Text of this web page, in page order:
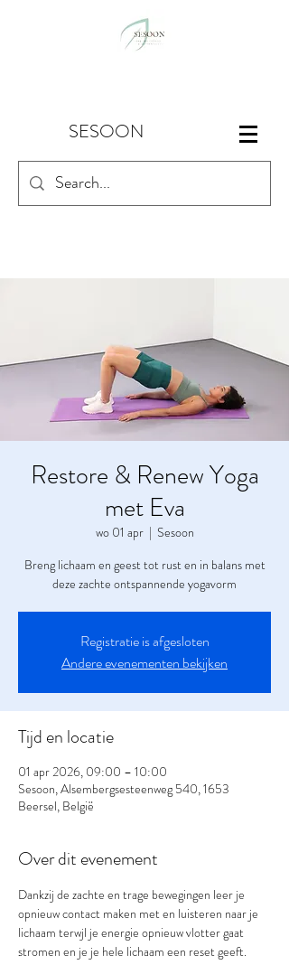
SESOON
Restore & Renew Yoga
met Eva
wo 01 apr
  |
Sesoon
Breng lichaam en geest tot rust en in balans met
deze zachte ontspannende yogavorm
Registratie is afgesloten
Andere evenementen bekijken
Tijd en locatie
01 apr 2026, 09:00 – 10:00
Sesoon, Alsembergsesteenweg 540, 1653
Beersel, België
Over dit evenement
Dankzij de zachte en trage bewegingen leer je
opnieuw contact maken met en luisteren naar je
lichaam terwjl je energie opnieuw vlotter gaat
stromen en je je hele lichaam een reset geeft.